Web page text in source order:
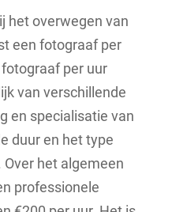
het overwegen van
een fotograaf per
fotograaf per uur
van verschillende
en specialisatie van
duur en het type
het algemeen
professionele